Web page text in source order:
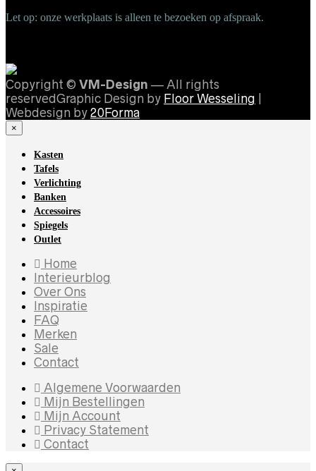
Let op: onze werkplaats is alleen te bezoeken op afspraak.
Copyright © VM-Design — All rights
reservedGraphic Design by Floor Wesseling
Webdesign by 20Forma
×
Kasten
Tafels
Verlichting
Banken
Accessoires
Spiegels
Outlet
Home
Interieurblog
Over Ons
Inspiratie
FAQ
Merken
Sale
Contact
Algemene Voorwaarden
Mijn Bestellingen
Mijn Account
Privacy Statement
Contact